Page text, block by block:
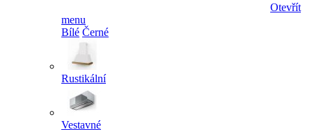
Otevřít
menu
Bílé Černé
Rustikální
Vestavné